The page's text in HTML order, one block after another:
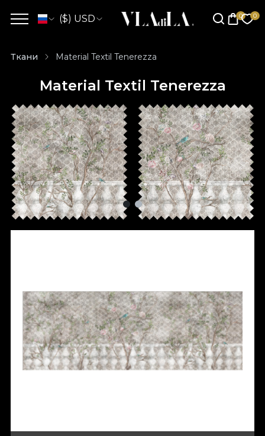
($) USD
Ткани Material Textil Tenerezza
Material Textil Tenerezza